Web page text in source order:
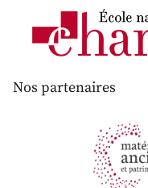
Nos partenaires